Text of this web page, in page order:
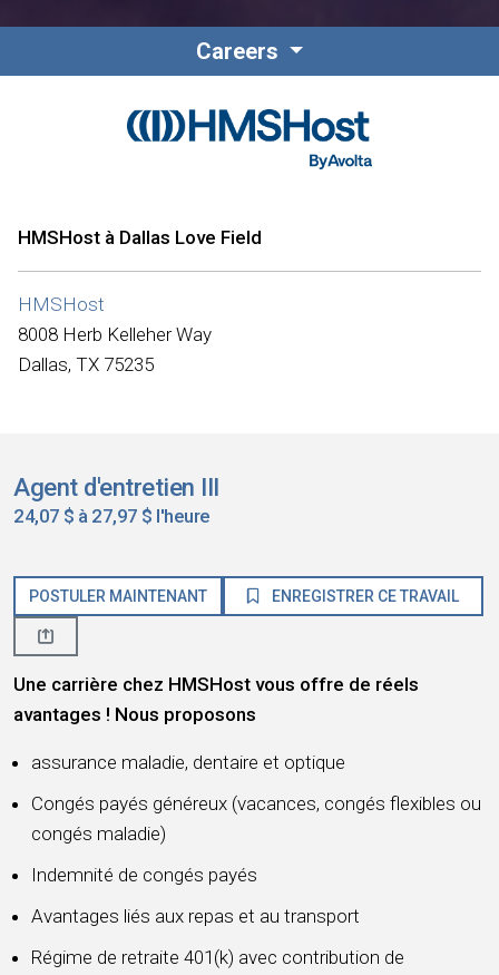
Careers
HMSHost à Dallas Love Field
HMSHost
8008 Herb Kelleher Way
Dallas, TX 75235
Agent d'entretien III
24,07 $ à 27,97 $ l'heure
POSTULER MAINTENANT ENREGISTRER CE TRAVAIL
Une carrière chez HMSHost vous offre de réels
avantages ! Nous proposons
assurance maladie, dentaire et optique
Congés payés généreux (vacances, congés flexibles ou
congés maladie)
Indemnité de congés payés
Avantages liés aux repas et au transport
Régime de retraite 401(k) avec contribution de